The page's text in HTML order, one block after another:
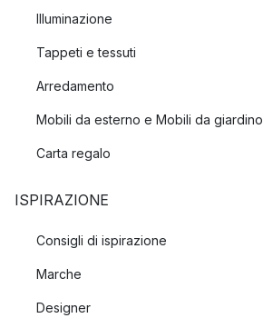
Illuminazione
Tappeti e tessuti
Arredamento
Mobili da esterno e Mobili da giardino
Carta regalo
ISPIRAZIONE
Consigli di ispirazione
Marche
Designer